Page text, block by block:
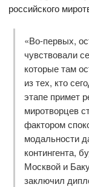
российского
«Во-первых,
чувствовали
которые там
из тех, кто
этапе примет
миротворцев
фактором
модальности
контингента,
Москвой и
заключил